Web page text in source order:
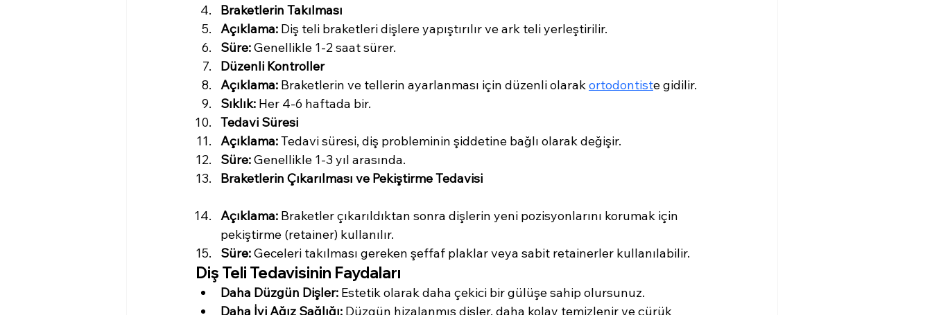
Braketlerin Takılması
Açıklama: Diş teli braketleri dişlere yapıştırılır ve ark teli yerleştirilir.
Süre: Genellikle 1-2 saat sürer.
Düzenli Kontroller
Açıklama: Braketlerin ve tellerin ayarlanması için düzenli olarak ortodontiste gidilir.
Sıklık: Her 4-6 haftada bir.
Tedavi Süresi
Açıklama: Tedavi süresi, diş probleminin şiddetine bağlı olarak değişir.
Süre: Genellikle 1-3 yıl arasında.
Braketlerin Çıkarılması ve Pekiştirme Tedavisi
Açıklama: Braketler çıkarıldıktan sonra dişlerin yeni pozisyonlarını korumak için
pekiştirme (retainer) kullanılır.
Süre: Geceleri takılması gereken şeffaf plaklar veya sabit retainerler kullanılabilir.
Diş Teli Tedavisinin Faydaları
Daha Düzgün Dişler: Estetik olarak daha çekici bir gülüşe sahip olursunuz.
Daha İyi Ağız Sağlığı: Düzgün hizalanmış dişler, daha kolay temizlenir ve çürük